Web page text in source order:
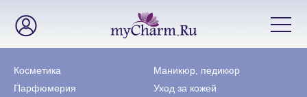
Косметика
Маникюр, педикюр
Парфюмерия
Уход за кожей